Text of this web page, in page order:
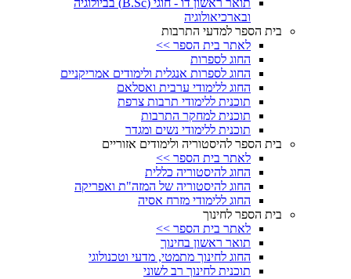
תואר ראשון דו - חוגי (B.Sc) בביולוגיה
ובארכיאולוגיה
בית הספר למדעי התרבות
לאתר בית הספר >>
החוג לספרות
החוג לספרות אנגלית ולימודים אמריקניים
החוג ללימודי ערבית ואסלאם
תוכנית ללימודי תרבות צרפת
תוכנית למחקר התרבות
תוכנית ללימודי נשים ומגדר
בית הספר להיסטוריה ולימודים אזוריים
לאתר בית הספר >>
החוג להיסטוריה כללית
החוג להיסטוריה של המזה"ת ואפריקה
החוג ללימודי מזרח אסיה
בית הספר לחינוך
לאתר בית הספר >>
תואר ראשון בחינוך
החוג לחינוך מתמטי, מדעי וטכנולוגי
תוכנית לחינוך רב לשוני